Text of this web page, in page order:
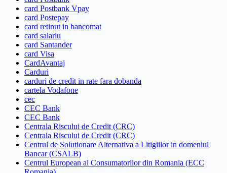
card Postbank Vpay
card Postepay
card retinut in bancomat
card salariu
card Santander
card Visa
CardAvantaj
Carduri
carduri de credit in rate fara dobanda
cartela Vodafone
cec
CEC Bank
CEC Bank
Centrala Riscului de Credit (CRC)
Centrala Riscului de Credit (CRC)
Centrul de Solutionare Alternativa a Litigiilor in domeniul
Bancar (CSALB)
Centrul European al Consumatorilor din Romania (ECC